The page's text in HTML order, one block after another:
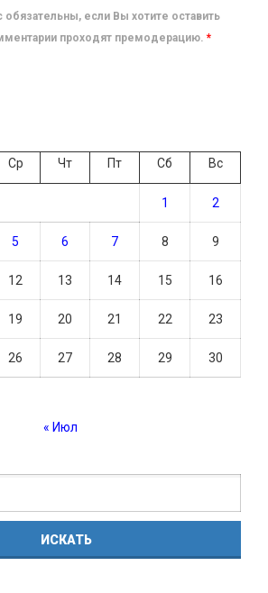
если Вы хотите оставить
проходят премодерацию. *
Ср Чт Пт Сб Вс
1 2
5 6 7 8 9
12 13 14 15 16
19 20 21 22 23
26 27 28 29 30
« Июл